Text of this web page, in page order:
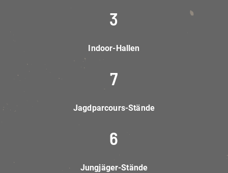
3
Indoor-Hallen
7
Jagdparcours-Stände
6
Jungjäger-Stände